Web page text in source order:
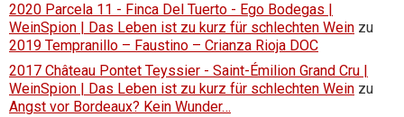
2020 Parcela 11 - Finca Del Tuerto - Ego Bodegas |
WeinSpion | Das Leben ist zu kurz für schlechten Wein zu
2019 Tempranillo – Faustino – Crianza Rioja DOC
2017 Château Pontet Teyssier - Saint-Émilion Grand Cru |
WeinSpion | Das Leben ist zu kurz für schlechten Wein zu
Angst vor Bordeaux? Kein Wunder…